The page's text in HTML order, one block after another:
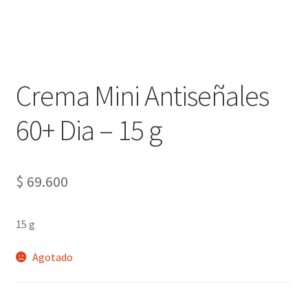
Crema Mini Antiseñales
60+ Dia – 15 g
$ 69.600
15 g
Agotado